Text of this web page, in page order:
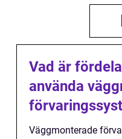
Vad är
använda
Väggmonterade